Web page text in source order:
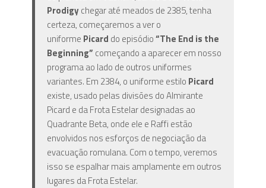
Prodigychegar até meados de 2385, tenha
certeza, começaremos a ver o
uniforme Picard do episódio“The End is the
Beginning” começando a aparecer em nosso
programa ao lado de outros uniformes
variantes. Em 2384, o uniforme estilo Picard
existe, usado pelas divisões do Almirante
Picard e da Frota Estelar designadas ao
Quadrante Beta, onde ele e Raffi estão
envolvidos nos esforços de negociação da
evacuação romulana. Com o tempo, veremos
isso se espalhar mais amplamente em outros
lugares da Frota Estelar.